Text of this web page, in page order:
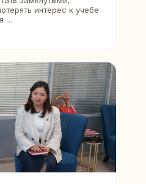
интерес к учебе
…